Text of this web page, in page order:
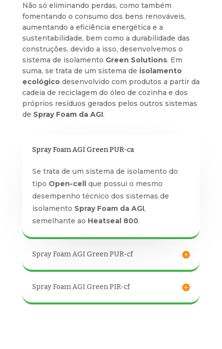
Não só eliminando perdas, como também
fomentando o consumo dos bens renováveis,
aumentando a eficiência energética e a
sustentabilidade, bem como a durabilidade das
construções, devido a isso, desenvolvemos o
sistema de isolamento Green Solutions. Em
suma, se trata de um sistema de isolamento
ecológicodesenvolvido com produtos a partir da
cadeia de reciclagem do óleo de cozinha e dos
próprios resíduos gerados pelos outros sistemas
de Spray Foam da AGI.
Spray Foam AGI Green PUR-ca
Se trata de um sistema de isolamento do
tipo Open-cellque possui o mesmo
desempenho técnico dos sistemas de
isolamento Spray Foam da AGI,
semelhante ao Heatseal 800.
Spray Foam AGI Green PUR-cf
Spray Foam AGI Green PIR-cf